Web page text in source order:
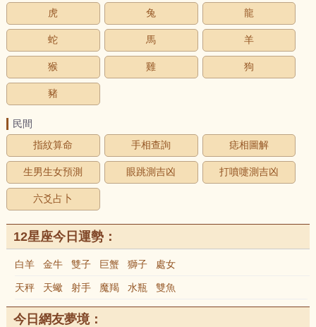
虎 兔 龍
蛇 馬 羊
猴 雞 狗
豬
民間
指紋算命
手相查詢 痣相圖解
生男生女預測 眼跳測吉凶 打噴嚏測吉凶
六爻占卜
12星座今日運勢：
白羊 金牛 雙子 巨蟹 獅子 處女
天秤 天蠍 射手 魔羯 水瓶 雙魚
今日網友夢境：